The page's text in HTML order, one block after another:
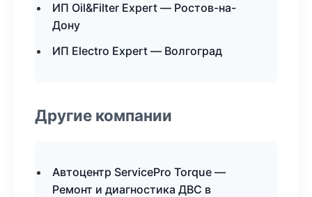
ИП Oil&Filter Expert — Ростов-на-
Дону
ИП Electro Expert — Волгоград
Другие компании
Автоцентр ServicePro Torque —
Ремонт и диагностика ДВС в